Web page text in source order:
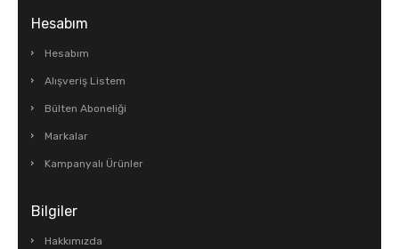
Hesabım
Hesabım
Alışveriş Listem
Bülten Aboneliği
Markalar
Kampanyalı Ürünler
Bilgiler
Hakkımızda